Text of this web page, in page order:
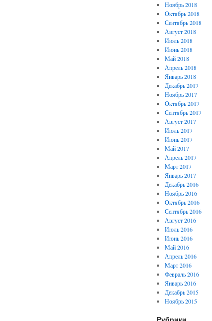
Ноябрь 2018
Октябрь 2018
Сентябрь 2018
Август 2018
Июль 2018
Июнь 2018
Май 2018
Апрель 2018
Январь 2018
Декабрь 2017
Ноябрь 2017
Октябрь 2017
Сентябрь 2017
Август 2017
Июль 2017
Июнь 2017
Май 2017
Апрель 2017
Март 2017
Январь 2017
Декабрь 2016
Ноябрь 2016
Октябрь 2016
Сентябрь 2016
Август 2016
Июль 2016
Июнь 2016
Май 2016
Апрель 2016
Март 2016
Февраль 2016
Январь 2016
Декабрь 2015
Ноябрь 2015
Рубрики